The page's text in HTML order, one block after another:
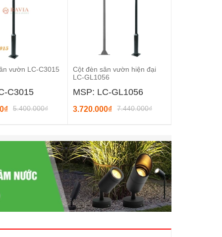
vườn LC-C3015
C3015
5.400.000₫
Cột đèn sân vườn hiện đại
LC-GL1056
MSP: LC-GL1056
3.720.000₫ 7.440.000₫